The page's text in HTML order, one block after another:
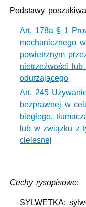
Podstawy
Art. 178a § 1
mechanicznego
powietrznym
nietrzeźwości lub
odurzającego
Art. 245
bezprawnej w
biegłego,
lub w związku z
cielesnej
Cechy rysopisowe:
SYLWETKA: